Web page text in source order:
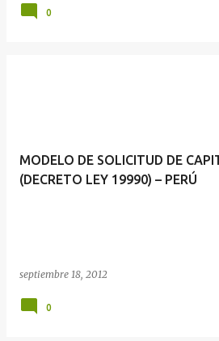
0
MODELO DE SOLICITUD DE
(DECRETO LEY 19990) – PERÚ
septiembre 18, 2012
0